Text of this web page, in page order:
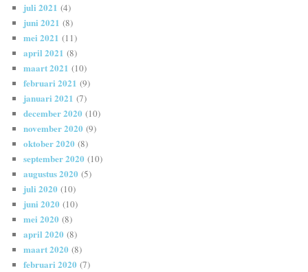
juli 2021 (4)
juni 2021 (8)
mei 2021 (11)
april 2021 (8)
maart 2021 (10)
februari 2021 (9)
januari 2021 (7)
december 2020 (10)
november 2020 (9)
oktober 2020 (8)
september 2020 (10)
augustus 2020 (5)
juli 2020 (10)
juni 2020 (10)
mei 2020 (8)
april 2020 (8)
maart 2020 (8)
februari 2020 (7)